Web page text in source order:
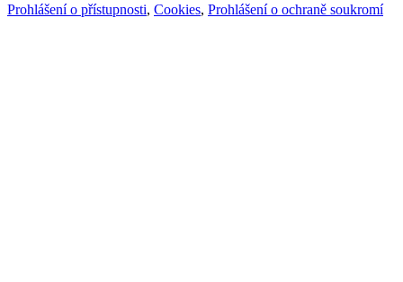
Prohlášení o přístupnosti, Cookies, Prohlášení o ochraně soukromí